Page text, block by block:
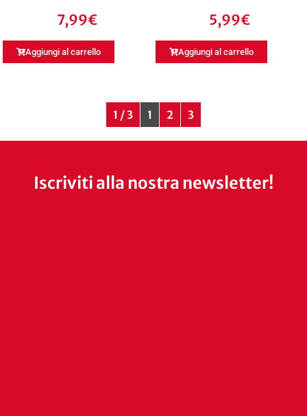
7,99€
Aggiungi al carrello
5,99€
Aggiungi al carrello
1 / 3 1 2 3
Iscriviti alla nostra newsletter!